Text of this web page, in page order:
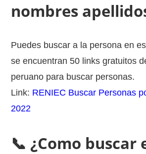
nombres
Puedes buscar a la persona en
se encuentran 50 links gratuitos
peruano para buscar personas.
Link: RENIEC Buscar Personas
2022
📞 ¿Como buscar